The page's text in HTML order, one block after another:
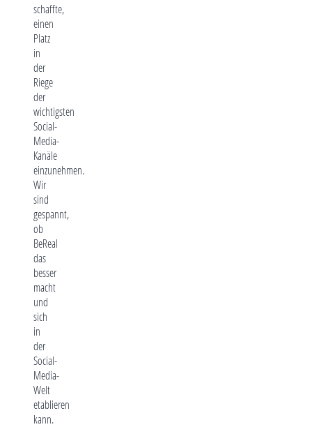
schaffte,
einen
Platz
in
der
Riege
der
wichtigsten
Social-
Media-
Kanäle
einzunehmen.
Wir
sind
gespannt,
ob
BeReal
das
besser
macht
und
sich
in
der
Social-
Media-
Welt
etablieren
kann.